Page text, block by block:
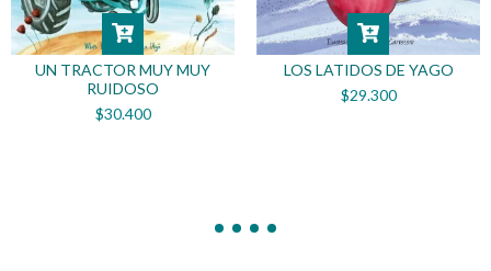
UN TRACTOR MUY MUY
RUIDOSO
$30.400
LOS LATIDOS DE YAGO
$29.300